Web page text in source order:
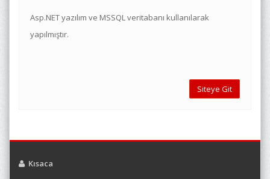
Asp.NET yazılım ve MSSQL veritabanı kullanılarak
yapılmıştır.
Siteye Git
Kısaca